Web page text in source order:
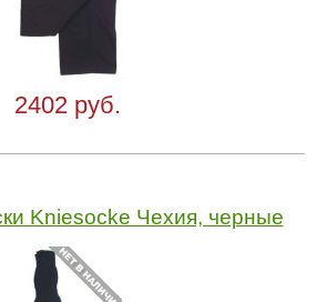
2402 руб.
Kniesocke Чехия, черные